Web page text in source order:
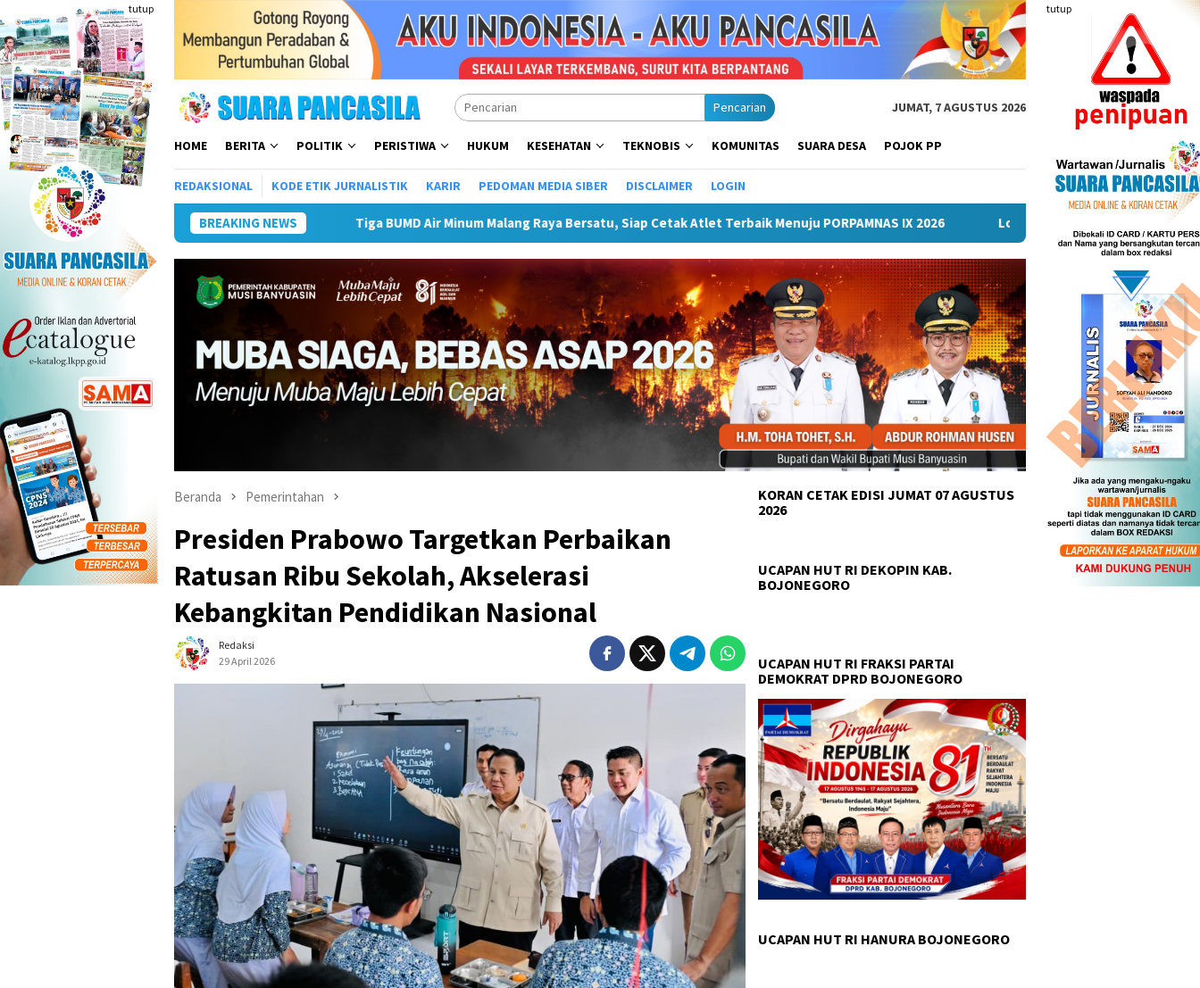
ke
konten
tutup tutup
Pencarian JUMAT, 7 AGUSTUS 2026
HOME BERITA POLITIK PERISTIWA HUKUM KESEHATAN TEKNOBIS KOMUNITAS SUARA DESA POJOK PP
REDAKSIONAL KODE ETIK JURNALISTIK KARIR PEDOMAN MEDIA SIBER DISCLAIMER LOGIN
BREAKING NEWS
Tiga BUMD Air Minum Malang Raya Bersatu, Siap Cetak Atlet Terbaik Menuju PORPAMNAS IX 2026 Lomba Turnamen Mini Soccer Antar Organisasi
Beranda Pemerintahan
Presiden Prabowo Targetkan Perbaikan
Ratusan Ribu Sekolah, Akselerasi
Kebangkitan Pendidikan Nasional
Redaksi
29 April 2026
KORAN CETAK EDISI JUMAT 07 AGUSTUS
2026
UCAPAN HUT RI DEKOPIN KAB.
BOJONEGORO
UCAPAN HUT RI FRAKSI PARTAI
DEMOKRAT DPRD BOJONEGORO
UCAPAN HUT RI HANURA BOJONEGORO